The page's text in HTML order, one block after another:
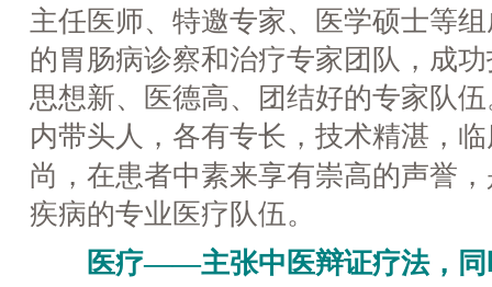
主任医师、特邀专家、医学硕士等
的胃肠病诊察和治疗专家团队，成
思想新、医德高、团结好的专家队
内带头人，各有专长，技术精湛，
尚，在患者中素来享有崇高的声誉
疾病的专业医疗队伍。
医疗——主张中医辩证疗法，同